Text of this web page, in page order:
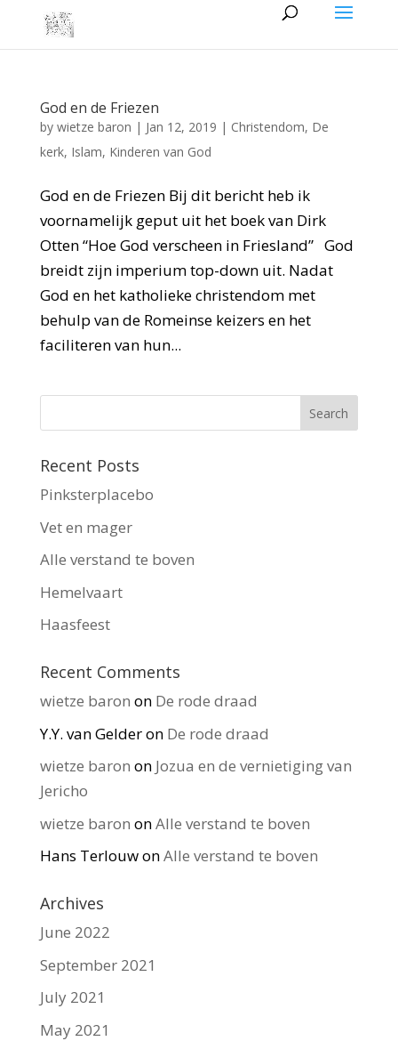
God en de Friezen
by wietze baron | Jan 12, 2019 | Christendom, De
kerk, Islam, Kinderen van God
God en de Friezen Bij dit bericht heb ik
voornamelijk geput uit het boek van Dirk
Otten “Hoe God verscheen in Friesland” God
breidt zijn imperium top-down uit. Nadat
God en het katholieke christendom met
behulp van de Romeinse keizers en het
faciliteren van hun...
Recent Posts
Pinksterplacebo
Vet en mager
Alle verstand te boven
Hemelvaart
Haasfeest
Recent Comments
wietze baron on De rode draad
Y.Y. van Gelderon De rode draad
wietze baron on Jozua en de vernietiging van
Jericho
wietze baron onAlle verstand te boven
Hans TerlouwonAlle verstand te boven
Archives
June 2022
September 2021
July 2021
May 2021